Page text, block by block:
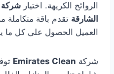
الروائح الكريهة. اختيار شركة
الشارقة تقدم باقة
العميل الحصول على كل ما
شركة Emirates Clean